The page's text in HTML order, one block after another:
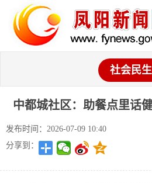
社会民生
中都城社区：助餐点里话
发布时间：2026-07-09 10:40
分享到：